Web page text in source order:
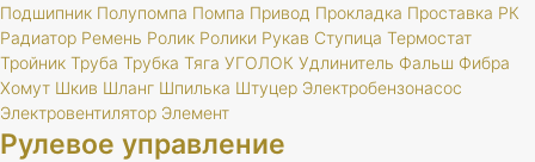
Подшипник Полупомпа Помпа Привод Прокладка Проставка РК
Радиатор Ремень Ролик Ролики Рукав Ступица Термостат
Тройник Труба Трубка Тяга УГОЛОК Удлинитель Фальш Фибра
Хомут Шкив Шланг Шпилька Штуцер Электробензонасос
Электровентилятор Элемент
Рулевое управление